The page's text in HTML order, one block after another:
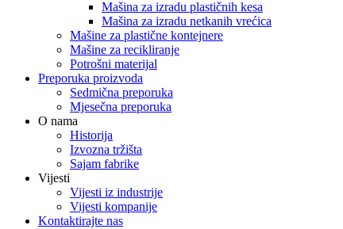
Mašina za izradu plastičnih kesa
Mašina za izradu netkanih vrećica
Mašine za plastične kontejnere
Mašine za recikliranje
Potrošni materijal
Preporuka proizvoda
Sedmična preporuka
Mjesečna preporuka
O nama
Historija
Izvozna tržišta
Sajam fabrike
Vijesti
Vijesti iz industrije
Vijesti kompanije
Kontaktirajte nas